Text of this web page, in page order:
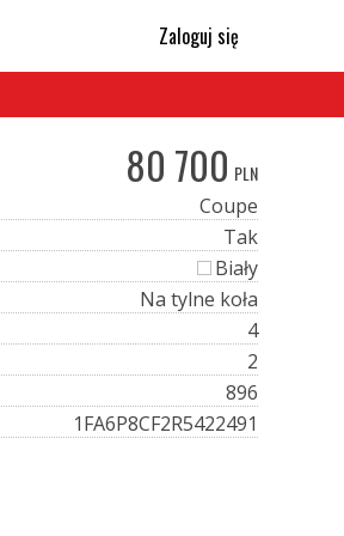
Zaloguj się
80 700 PLN
Coupe
Tak
Biały
Na tylne koła
4
2
896
1FA6P8CF2R5422491